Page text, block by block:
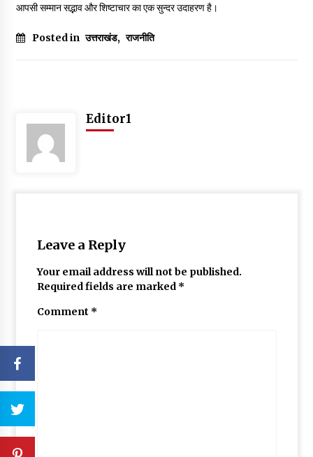
आपसी सम्मान सद्भाव और शिष्टाचार का एक सुन्दर उदाहरण है।
Posted in उत्तराखंड, राजनीति
Editor1
Leave a Reply
Your email address will not be published.
Required fields are marked *
Comment *